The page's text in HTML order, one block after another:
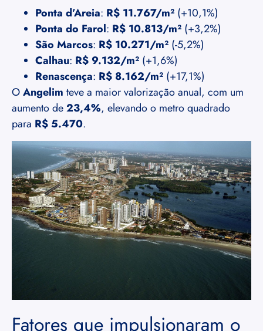
Ponta d’Areia: R$ 11.767/m² (+10,1%)
Ponta do Farol: R$ 10.813/m² (+3,2%)
São Marcos: R$ 10.271/m² (-5,2%)
Calhau: R$ 9.132/m² (+1,6%)
Renascença: R$ 8.162/m² (+17,1%)
OAngelim teve a maior valorização anual, com um
aumento de23,4%, elevando o metro quadrado
para R$ 5.470.
Fatores que impulsionaram o